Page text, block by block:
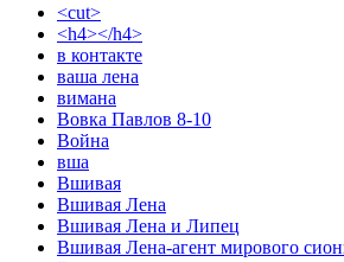
<cut>
<h4></h4>
в контакте
ваша лена
вимана
Вовка Павлов 8-10
Война
вша
Вшивая
Вшивая Лена
Вшивая Лена и Липец
Вшивая Лена-агент мирового